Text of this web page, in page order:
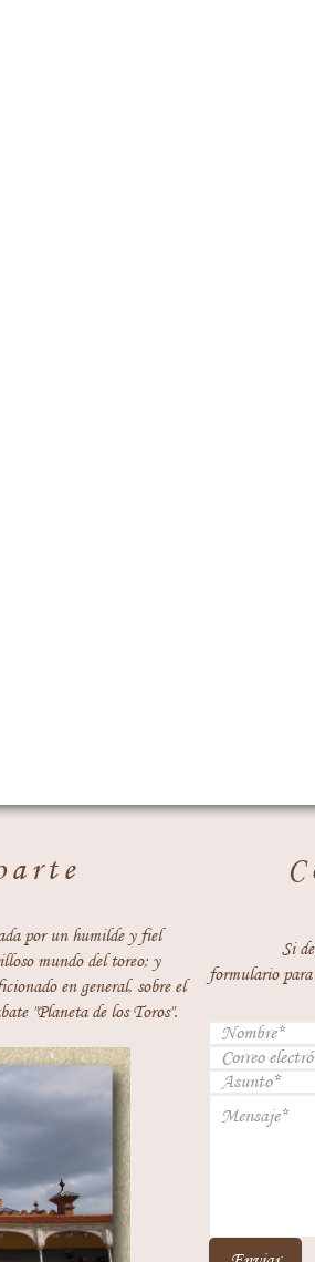
por un humilde y fiel
mundo del toreo; y
en general, sobre el
"Planeta de los Toros".
Si
formulario